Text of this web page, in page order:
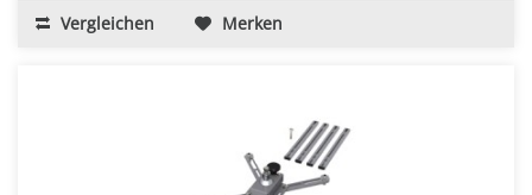
Vergleichen Merken